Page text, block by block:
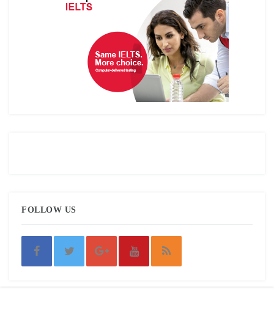
FOLLOW US